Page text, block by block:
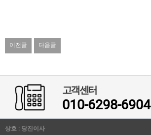
이전글 다음글
고객센터
010-6298-6904
상호 : 당진이사